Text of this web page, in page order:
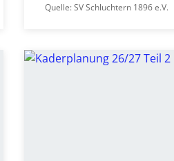
Quelle: SV Schluchtern 1896 e.V.